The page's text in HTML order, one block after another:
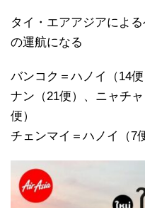
タイ・エアアジアによ
の運航になる
バンコク＝ハノイ（14
ナン（21便）、ニャチ
便）
チェンマイ＝ハノイ（7